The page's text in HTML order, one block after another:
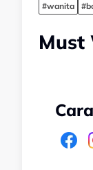
#wanita
Must